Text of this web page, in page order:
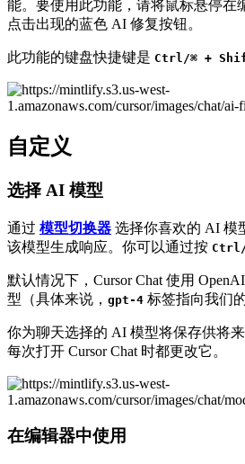
能。要使用此功能，请将鼠标悬停在
点击出现的蓝色 AI 修复按钮。
此功能的键盘快捷键是 Ctrl/⌘ +
自定义
选择 AI 模型
通过 模型切换器 选择你喜欢的 AI 模
该模型生成响应。你可以通过按
默认情况下，Cursor Chat 使用
型（具体来说， gpt-4 标签指向我们
你为聊天选择的 AI 模型将保存供将
每次打开 Cursor Chat 时都更改它。
在编辑器中使用